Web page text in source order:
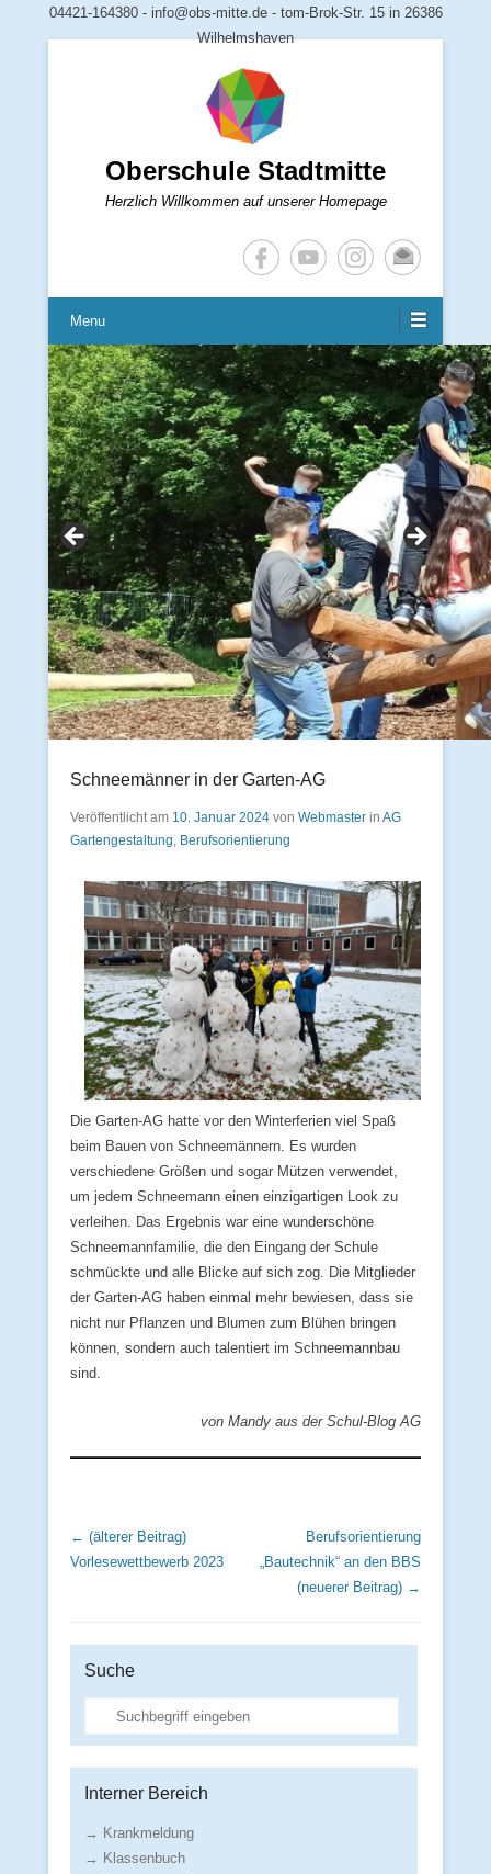
04421-164380 - info@obs-mitte.de - tom-Brok-Str. 15 in 26386
Wilhelmshaven
Oberschule Stadtmitte
Herzlich Willkommen auf unserer Homepage
Menu
Schneemänner in der Garten-AG
Veröffentlicht am 10. Januar 2024 von Webmaster in AG
Gartengestaltung, Berufsorientierung
Die Garten-AG hatte vor den Winterferien viel Spaß
beim Bauen von Schneemännern. Es wurden
verschiedene Größen und sogar Mützen verwendet,
um jedem Schneemann einen einzigartigen Look zu
verleihen. Das Ergebnis war eine wunderschöne
Schneemannfamilie, die den Eingang der Schule
schmückte und alle Blicke auf sich zog. Die Mitglieder
der Garten-AG haben einmal mehr bewiesen, dass sie
nicht nur Pflanzen und Blumen zum Blühen bringen
können, sondern auch talentiert im Schneemannbau
sind.
von Mandy aus der Schul-Blog AG
Beitrags Übersicht
← (älterer Beitrag)
Vorlesewettbewerb 2023
Berufsorientierung
„Bautechnik“ an den BBS
(neuerer Beitrag) →
Suche
Suche
Interner Bereich
→ Krankmeldung
→ Klassenbuch